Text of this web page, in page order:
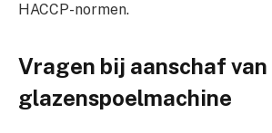
HACCP-normen.
Vragen bij aanschaf van
glazenspoelmachine